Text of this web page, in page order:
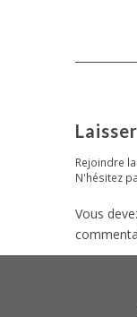
Rejoindre
N'hésitez
Vous